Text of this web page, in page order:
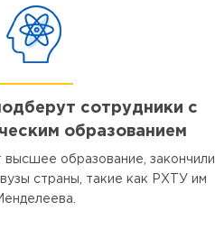
сотрудники с
образованием
образование, закончили
страны, такие как РХТУ им